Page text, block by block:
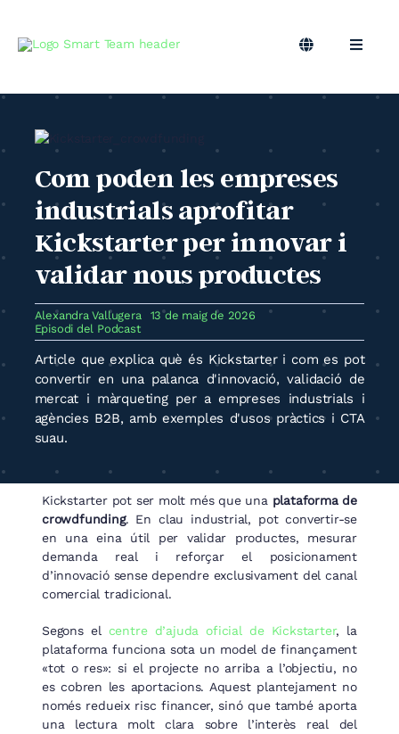
content
Toggle
CA
Toggle
Marqueting B2B
Màrqueting Outsourcing
Podcast
Bloc
Smart Team
Com poden les empreses
industrials aprofitar
Kickstarter per innovar i
validar nous productes
Alexandra Vallugera
13 de maig de 2026
Episodi del Podcast
Article que explica què és Kickstarter i com es pot
convertir en una palanca d'innovació, validació de
mercat i màrqueting per a empreses industrials i
agències B2B, amb exemples d'usos pràctics i CTA
suau.
Kickstarter pot ser molt més que una plataforma de
crowdfunding. En clau industrial, pot convertir-se
en una eina útil per validar productes, mesurar
demanda real i reforçar el posicionament
d’innovació sense dependre exclusivament del canal
comercial tradicional.
Segons el centre d’ajuda oficial de Kickstarter, la
plataforma funciona sota un model de finançament
«tot o res»: si el projecte no arriba a l’objectiu, no
es cobren les aportacions. Aquest plantejament no
només redueix risc financer, sinó que també aporta
una lectura molt clara sobre l’interès real del